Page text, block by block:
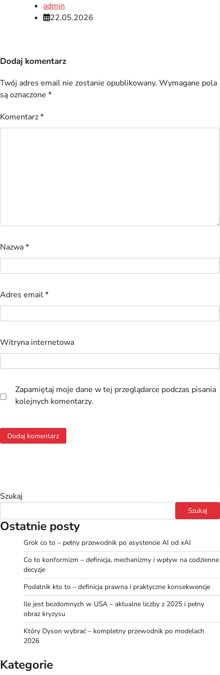
admin
22.05.2026
Dodaj komentarz
Twój adres email nie zostanie opublikowany. Wymagane pola
są oznaczone *
Komentarz*
Nazwa*
Adres email*
Witryna internetowa
Zapamiętaj moje dane w tej przeglądarce podczas pisania
kolejnych komentarzy.
Szukaj
Szukaj
Ostatnie posty
Grok co to – pełny przewodnik po asystencie AI od xAI
Co to konformizm – definicja, mechanizmy i wpływ na codzienne
decyzje
Podatnik kto to – definicja prawna i praktyczne konsekwencje
Ile jest bezdomnych w USA – aktualne liczby z 2025 i pełny
obraz kryzysu
Który Dyson wybrać – kompletny przewodnik po modelach
2026
Kategorie